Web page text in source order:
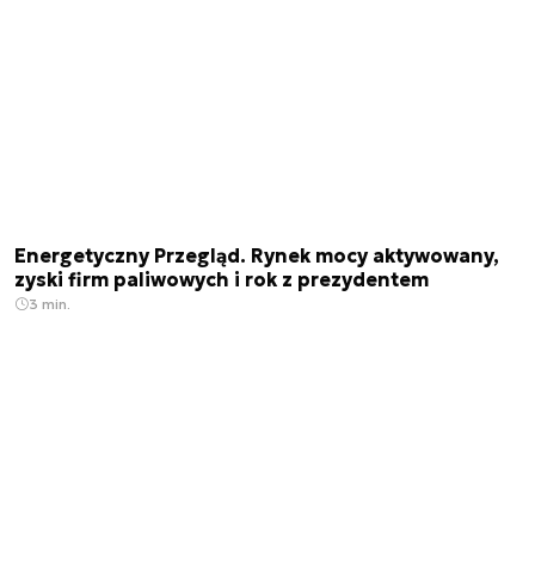
Energetyczny Przegląd. Rynek mocy aktywowany,
zyski firm paliwowych i rok z prezydentem
3 min.